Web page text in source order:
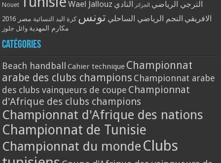
Nouet Wael Jallouz الترجي الرياضي الجزائر النادي
الافريقي النجم الرياضي الساحلي تونس كرة اليد النسائية مصر 2016
مكارم المهدية وائل جلوز
Catégories
Beach handball Cahier technique Championnat
arabe des clubs champions Championnat arabe
des clubs vainqueurs de coupe Championnat
d'Afrique des clubs champions
Championnat d'Afrique des nations
Championnat de Tunisie
Championnat du monde Clubs